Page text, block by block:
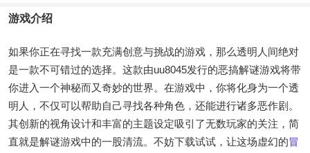
游戏介绍
如果你正在寻找一款充满创意与挑战的游戏，那么透明人间绝对
是一款不可错过的选择。这款由uu8045发行的恶搞解谜游戏将带
你进入一个神秘而又奇妙的世界。在游戏中，你将化身为一个透
明人，不仅可以帮助自己寻找各种角色，还能进行诸多恶作剧。
其创新的视角设计和丰富的主题设定吸引了无数玩家的关注，简
直就是解谜游戏中的一股清流。不妨下载试试，让这场虚幻的冒